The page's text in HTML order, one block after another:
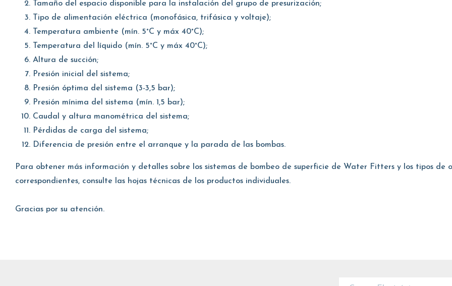
Tamaño del espacio disponible para la instalación del grupo de presurización;
Tipo de alimentación eléctrica (monofásica, trifásica y voltaje);
Temperatura ambiente (mín. 5°C y máx 40°C);
Temperatura del líquido (mín. 5°C y máx 40°C);
Altura de succión;
Presión inicial del sistema;
Presión óptima del sistema (3-3,5 bar);
Presión mínima del sistema (mín. 1,5 bar);
Caudal y altura manométrica del sistema;
Pérdidas de carga del sistema;
Diferencia de presión entre el arranque y la parada de las bombas.
Para obtener más información y detalles sobre los sistemas de bombeo de superficie de Water Fitters y los tipos de
correspondientes, consulte las hojas técnicas de los productos individuales.
Gracias por su atención.